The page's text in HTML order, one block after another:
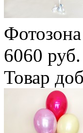
6060 руб.
Товар